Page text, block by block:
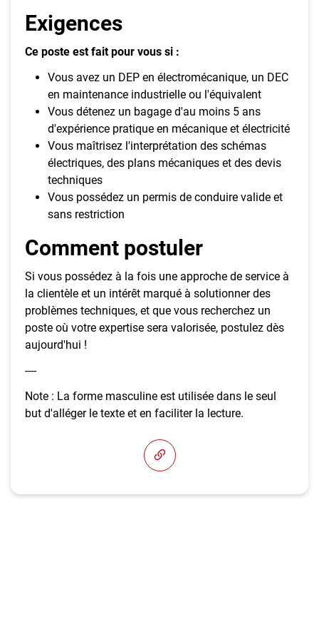
Exigences
Ce poste est fait pour vous si :
Vous avez un DEP en électromécanique, un DEC
en maintenance industrielle ou l'équivalent
Vous détenez un bagage d'au moins 5 ans
d'expérience pratique en mécanique et électricité
Vous maîtrisez l'interprétation des schémas
électriques, des plans mécaniques et des devis
techniques
Vous possédez un permis de conduire valide et
sans restriction
Comment postuler
Si vous possédez à la fois une approche de service à
la clientèle et un intérêt marqué à solutionner des
problèmes techniques, et que vous recherchez un
poste où votre expertise sera valorisée, postulez dès
aujourd'hui !
----
Note : La forme masculine est utilisée dans le seul
but d'alléger le texte et en faciliter la lecture.